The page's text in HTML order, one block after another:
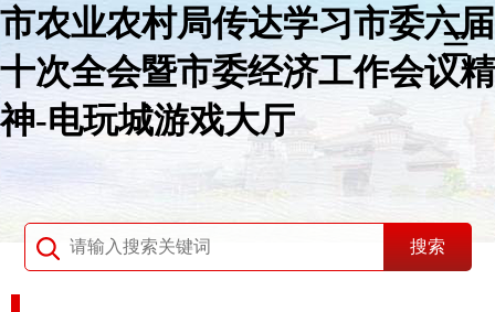
市农业农村局传达学习市委六届
十次全会暨市委经济工作会议精
神-电玩城游戏大厅